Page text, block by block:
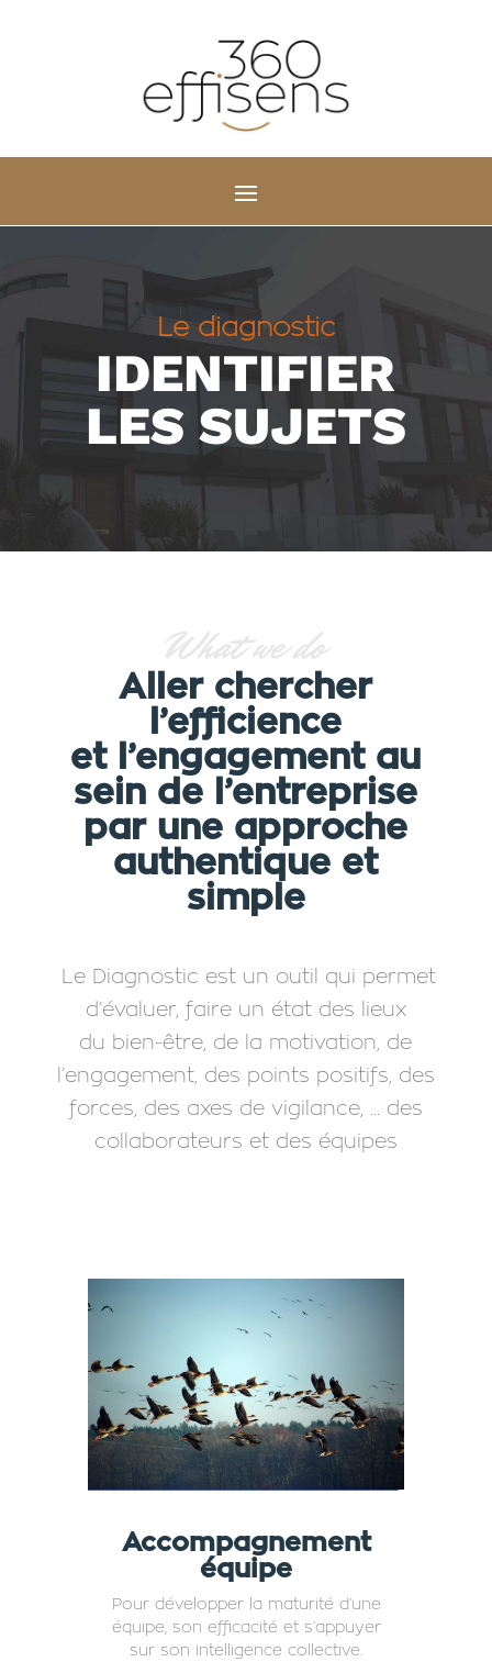
Le diagnostic
IDENTIFIER
LES SUJETS
Aller chercher
l’efficience
et l’engagement au
sein de l’entreprise
par une approche
authentique et
simple
Le Diagnostic est un outil qui permet
d’évaluer, faire un état des lieux
du bien-être, de la motivation, de
l’engagement, des points positifs, des
forces, des axes de vigilance, … des
collaborateurs et des équipes
Accompagnement
équipe
Pour développer la maturité d’une
équipe, son efficacité et s’appuyer
sur son intelligence collective.